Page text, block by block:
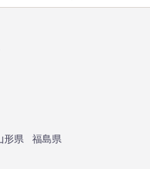
形県
福島県